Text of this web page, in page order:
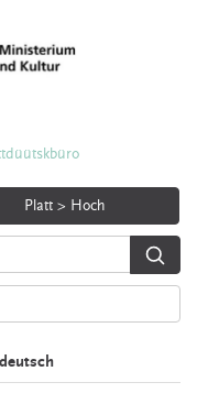
Platt > Hoch